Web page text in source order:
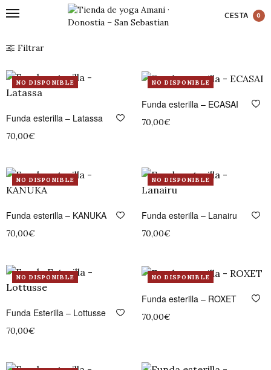
CESTA 0
Filtrar
NO DISPONIBLE
Funda esterilla – Latassa
70,00€
NO DISPONIBLE
Funda esterilla – ECASAI
70,00€
NO DISPONIBLE
Funda esterilla – KANUKA
70,00€
NO DISPONIBLE
Funda esterilla – Lanairu
70,00€
NO DISPONIBLE
Funda Esterilla – Lottusse
70,00€
NO DISPONIBLE
Funda esterilla – ROXET
70,00€